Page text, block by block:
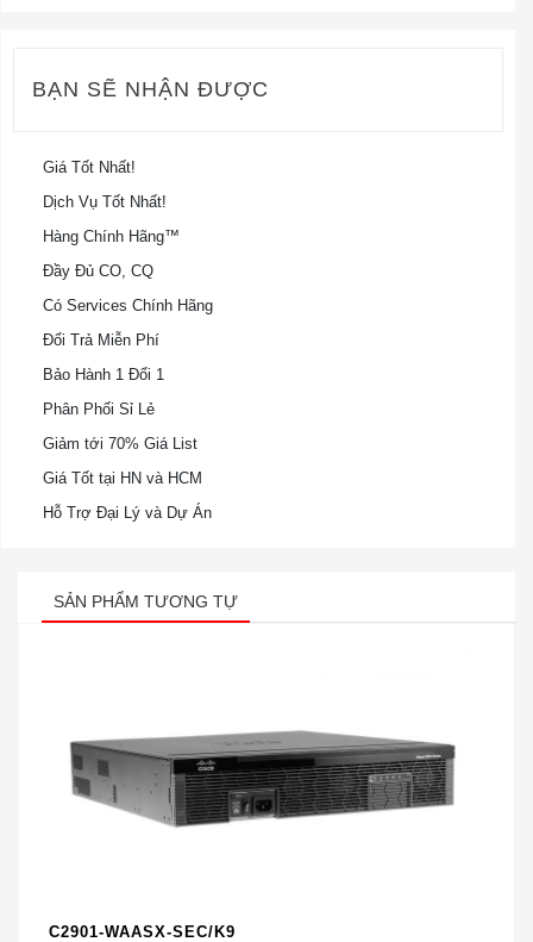
BẠN SẼ NHẬN ĐƯỢC
Giá Tốt Nhất!
Dịch Vụ Tốt Nhất!
Hàng Chính Hãng™
Đầy Đủ CO, CQ
Có Services Chính Hãng
Đổi Trả Miễn Phí
Bảo Hành 1 Đổi 1
Phân Phối Sỉ Lẻ
Giảm tới 70% Giá List
Giá Tốt tại HN và HCM
Hỗ Trợ Đại Lý và Dự Án
SẢN PHẨM TƯƠNG TỰ
C2901-WAASX-SEC/K9